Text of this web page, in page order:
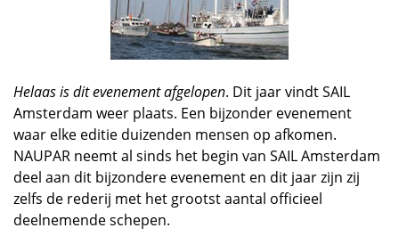
Helaas is dit evenement afgelopen. Dit jaar vindt SAIL
Amsterdam weer plaats. Een bijzonder evenement
waar elke editie duizenden mensen op afkomen.
NAUPAR neemt al sinds het begin van SAIL Amsterdam
deel aan dit bijzondere evenement en dit jaar zijn zij
zelfs de rederij met het grootst aantal officieel
deelnemende schepen.